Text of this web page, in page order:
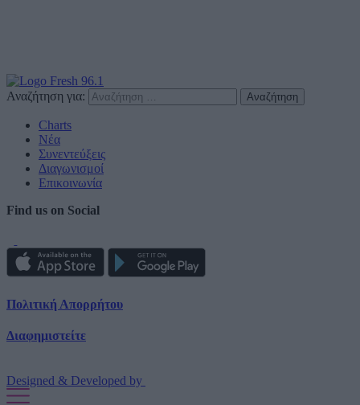
Αναζήτηση για:
Charts
Νέα
Συνεντεύξεις
Διαγωνισμοί
Επικοινωνία
Find us on Social
Πολιτική Απορρήτου
Διαφημιστείτε
Designed & Developed by